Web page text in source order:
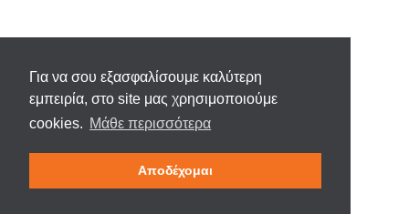
Για να σου εξασφαλίσουμε καλύτερη
εμπειρία, στο site μας χρησιμοποιούμε
cookies. Μάθε περισσότερα
Αποδέχομαι